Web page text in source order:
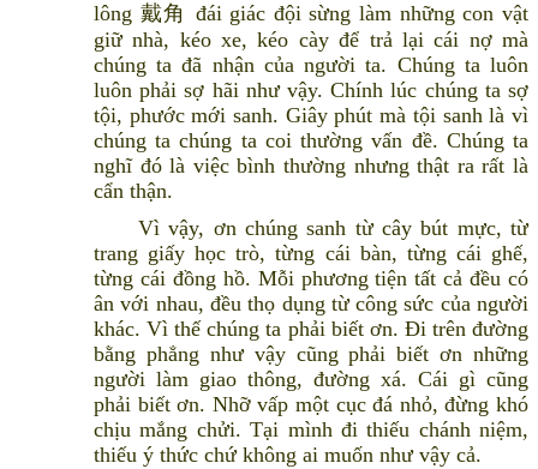
lông 戴角 đái giác đội sừng làm những con vật
giữ nhà, kéo xe, kéo cày để trả lại cái nợ mà
chúng ta đã nhận của người ta. Chúng ta luôn
luôn phải sợ hãi như vậy. Chính lúc chúng ta sợ
tội, phước mới sanh. Giây phút mà tội sanh là vì
chúng ta chúng ta coi thường vấn đề. Chúng ta
nghĩ đó là việc bình thường nhưng thật ra rất là
cẩn thận.
Vì vậy, ơn chúng sanh từ cây bút mực, từ
trang giấy học trò, từng cái bàn, từng cái ghế,
từng cái đồng hồ. Mỗi phương tiện tất cả đều có
ân với nhau, đều thọ dụng từ công sức của người
khác. Vì thế chúng ta phải biết ơn. Đi trên đường
bằng phẳng như vậy cũng phải biết ơn những
người làm giao thông, đường xá. Cái gì cũng
phải biết ơn. Nhỡ vấp một cục đá nhỏ, đừng khó
chịu mắng chửi. Tại mình đi thiếu chánh niệm,
thiếu ý thức chứ không ai muốn như vậy cả.